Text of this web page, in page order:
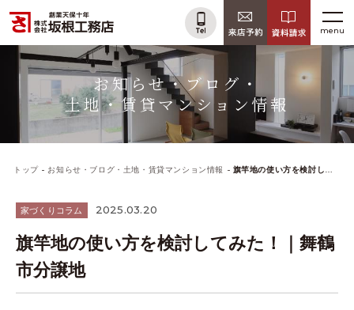
menu
お知らせ・ブログ・
土地・賃貸マンション情報
トップ お知らせ・ブログ・土地・賃貸マンション情報 旗竿地の使い方を検討してみた！｜舞鶴市分譲地
家づくりコラム 2025.03.20
旗竿地の使い方を検討してみた！｜舞鶴
市分譲地